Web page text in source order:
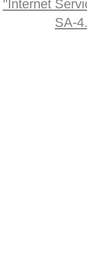
"Internet
SA-